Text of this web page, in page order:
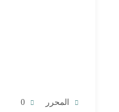
المحرر 0